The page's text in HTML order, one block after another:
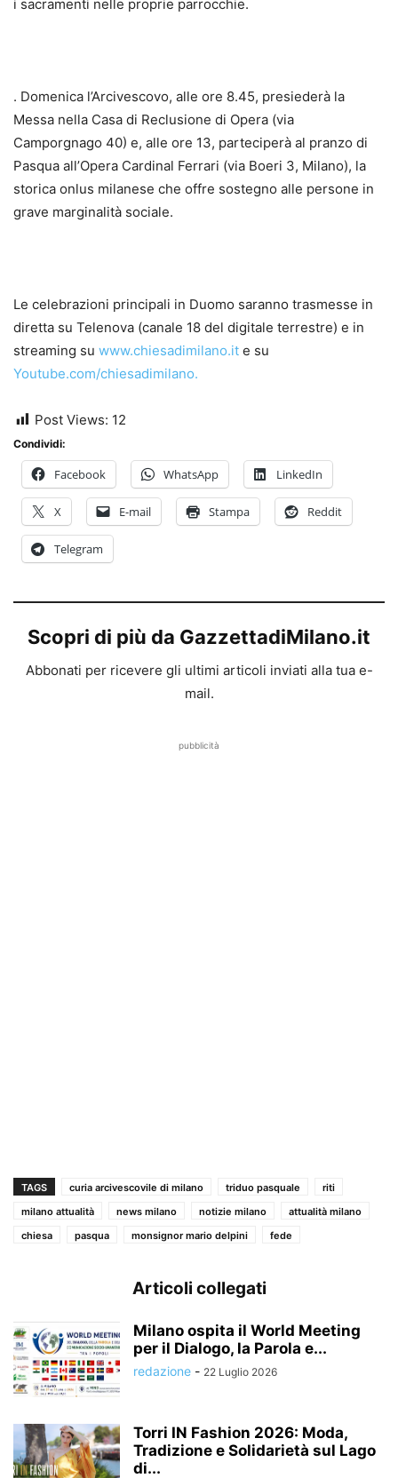
i sacramenti nelle proprie parrocchie.
. Domenica l’Arcivescovo, alle ore 8.45, presiederà la
Messa nella Casa di Reclusione di Opera (via
Camporgnago 40) e, alle ore 13, parteciperà al pranzo di
Pasqua all’Opera Cardinal Ferrari (via Boeri 3, Milano), la
storica onlus milanese che offre sostegno alle persone in
grave marginalità sociale.
Le celebrazioni principali in Duomo saranno trasmesse in
diretta su Telenova (canale 18 del digitale terrestre) e in
streaming su www.chiesadimilano.it e su
Youtube.com/chiesadimilano.
Post Views: 12
Condividi:
Facebook WhatsApp LinkedIn
X E-mail Stampa Reddit
Telegram
Scopri di più da GazzettadiMilano.it
Abbonati per ricevere gli ultimi articoli inviati alla tua e-
mail.
pubblicità
TAGS curia arcivescovile di milano triduo pasquale
riti
milano attualità
news milano notizie milano
attualità milano
chiesa
pasqua monsignor mario delpini fede
Articoli collegati
Milano ospita il World Meeting
per il Dialogo, la Parola e...
redazione - 22 Luglio 2026
Torri IN Fashion 2026: Moda,
Tradizione e Solidarietà sul Lago
di...